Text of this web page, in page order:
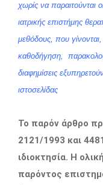
χωρίς να παραιτούνται
ιατρικής επιστήμης
μεθόδους, που γίνονται,
καθοδήγηση,
διαφημίσεις
ιστοσελίδας
Το παρόν άρθρο
2121/1993 και
ιδιοκτησία. Η
παρόντος